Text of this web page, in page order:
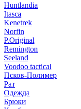
Huntlandia
Itasca
Kenetrek
Norfin
P.Original
Remington
Seeland
Voodoo tactical
Псков-Полимер
Рат
Одежда
Брюки